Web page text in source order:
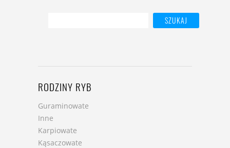
RODZINY RYB
Guraminowate
Inne
Karpiowate
Kąsaczowate